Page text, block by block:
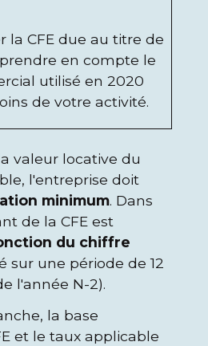
la CFE due au titre de
en compte le
utilisé en 2020
de votre activité.
valeur locative du
l'entreprise doit
minimum. Dans
de la CFE est
du chiffre
sur une période de 12
l'année N-2).
la base
et le taux applicable